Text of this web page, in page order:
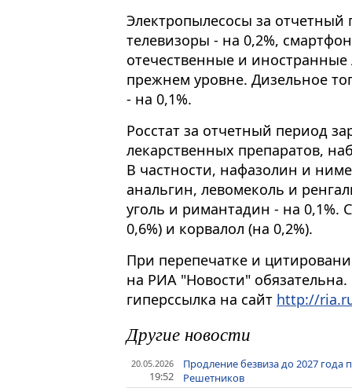
Электропылесосы за
телевизоры - на 0,2%,
отечественные и
прежнем уровне. Дизельное
- на 0,1%.
Росстат за отчетный период
лекарственных препаратов,
В частности, нафазолин и
анальгин, левомеколь и
уголь и римантадин - на 0,1%.
0,6%) и корвалол (на 0,2%).
При перепечатке и
на РИА "Новости"
гиперссылка на сайт http://
Другие новости
20.05.2026
19:52
Продление безвиза до 2027 года
Решетников